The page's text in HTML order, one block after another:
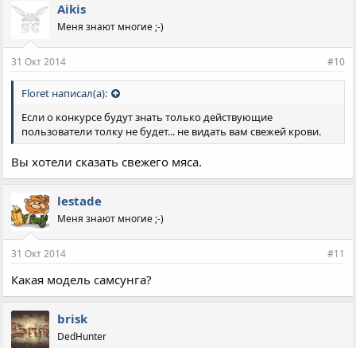
а
т
и
:
Aikis
Меня знают многие ;-)
31 Окт 2014 #10
Floret написал(а):
Если о конкурсе будут знать только действующие
пользователи толку не будет... не видать вам свежей крови.
Вы хотели сказать свежего мяса.
lestade
Меня знают многие ;-)
31 Окт 2014 #11
Какая модель самсунга?
brisk
DedHunter